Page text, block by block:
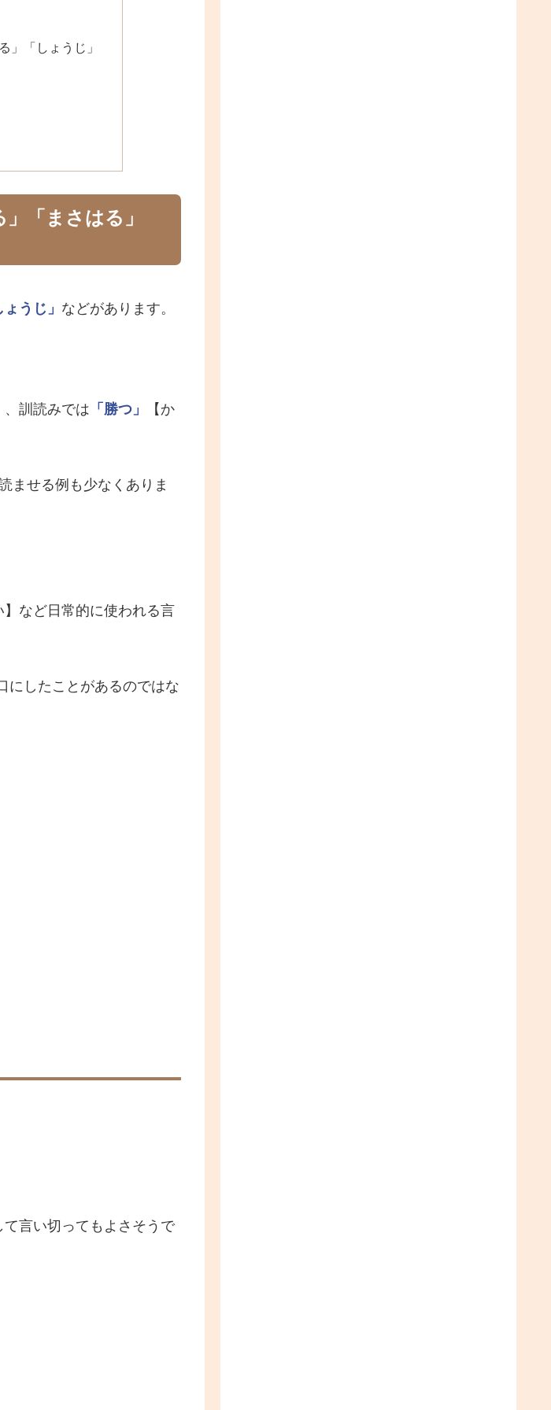
」「しょうじ」
「まさはる」
ょうじ」 などがあります。
、訓読みでは 「勝つ」
【か
ませる例も少なくありま
】など日常的に使われる言
にしたことがあるのではな
言い切ってもよさそうで